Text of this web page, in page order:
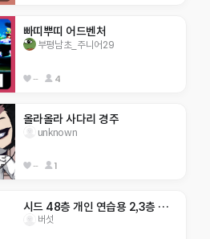
빠띠뿌띠 어드벤처
부평남초_주니어29
-- 4
올라올라 사다리 경주
unknown
-- 1
시드 48층 개인 연습용 2,3층 텔포O
버섯